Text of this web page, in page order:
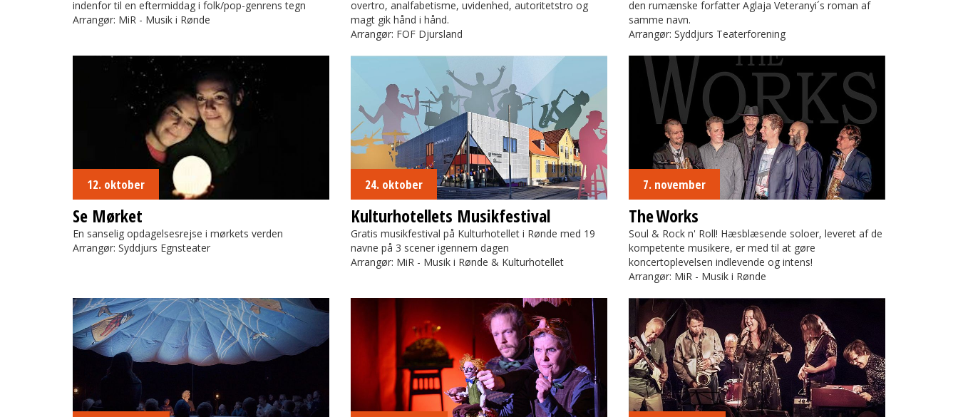
indenfor til en eftermiddag i folk/pop-genrens tegn
Arrangør: MiR - Musik i Rønde
overtro, analfabetisme, uvidenhed, autoritetstro og
magt gik hånd i hånd.
Arrangør: FOF Djursland
den rumænske forfatter Aglaja Veteranyi´s roman af
samme navn.
Arrangør: Syddjurs Teaterforening
12. oktober
Se Mørket
En sanselig opdagelsesrejse i mørkets verden
Arrangør: Syddjurs Egnsteater
24. oktober
Kulturhotellets Musikfestival
Gratis musikfestival på Kulturhotellet i Rønde med 19
navne på 3 scener igennem dagen
Arrangør: MiR - Musik i Rønde & Kulturhotellet
The Works
7. november
The Works
Soul & Rock n' Roll! Hæsblæsende soloer, leveret af de
kompetente musikere, er med til at gøre
koncertoplevelsen indlevende og intens!
Arrangør: MiR - Musik i Rønde
Det Hemmelige Bibliotek Historien om Karl Bertil Jonssons Juleaften Grarup Allstars